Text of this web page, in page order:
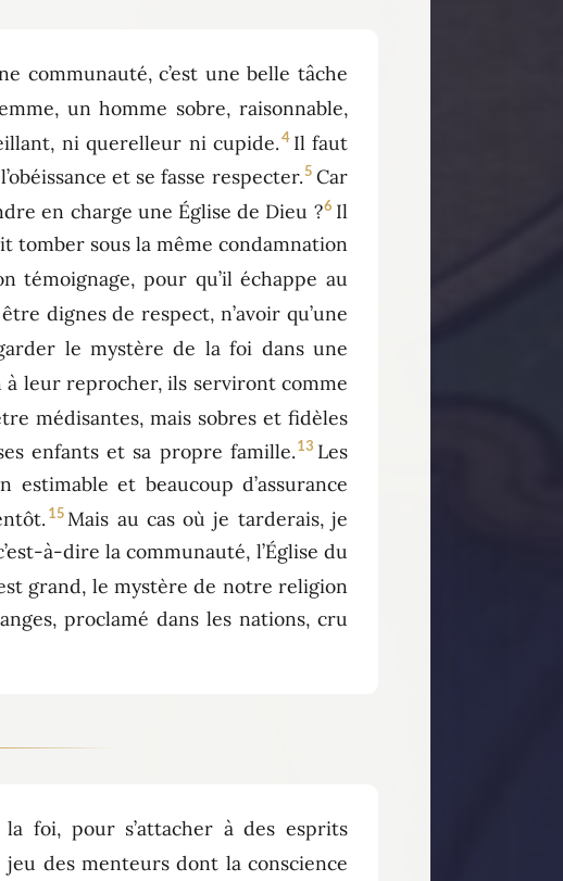
communauté, c’est une belle tâche
un homme sobre, raisonnable,
ni querelleur ni cupide.4 Il faut
et se fasse respecter.5 Car
en charge une Église de Dieu ?6 Il
tomber sous la même condamnation
pour qu’il échappe au
dignes de respect, n’avoir qu’une
le mystère de la foi dans une
à leur reprocher, ils serviront comme
médisantes, mais sobres et fidèles
enfants et sa propre famille.13 Les
et beaucoup d’assurance
15 Mais au cas où je tarderais, je
à-dire la communauté, l’Église du
grand, le mystère de notre religion
proclamé dans les nations, cru
foi, pour s’attacher à des esprits
des menteurs dont la conscience